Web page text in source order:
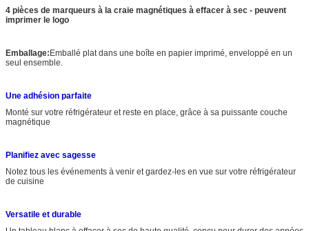
4 pièces de marqueurs à la craie magnétiques à effacer à sec - peuvent
imprimer le logo
Emballage:Emballé plat dans une boîte en papier imprimé, enveloppé en un
seul ensemble.
Une adhésion parfaite
Monté sur votre réfrigérateur et reste en place, grâce à sa puissante couche
magnétique
Planifiez avec sagesse
Notez tous les événements à venir et gardez-les en vue sur votre réfrigérateur
de cuisine
Versatile et durable